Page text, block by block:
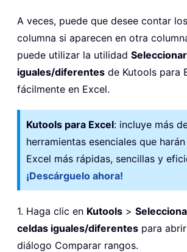
A veces, puede que desee contar
columna si aparecen en otra
puede utilizar la utilidad
iguales/diferentes de Kutools para
fácilmente en Excel.
Kutools para Excel: incluye más
herramientas esenciales que
Excel más rápidas, sencillas y
¡Descárguelo ahora!
1. Haga clic en Kutools >
celdas iguales/diferentes para
diálogo Comparar rangos.